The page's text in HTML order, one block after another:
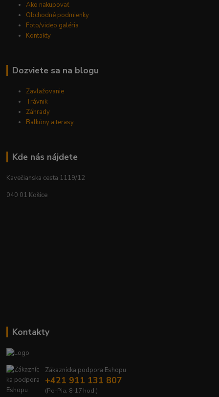
Ako nakupovať
Obchodné podmienky
Foto/video galéria
Kontakty
Dozviete sa na blogu
Zavlažovanie
Trávnik
Záhrady
Balkóny a terasy
Kde nás nájdete
Kavečianska cesta 1119/12
040 01 Košice
Kontakty
Zákaznícka podpora Eshopu
+421 911 131 807
(Po-Pia, 8-17 hod.)